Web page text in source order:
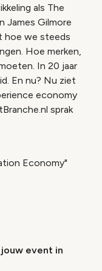
als The
James Gilmore
we steeds
Hoe merken,
In 20 jaar
En nu? Nu ziet
economy
sprak
Economy"
event in